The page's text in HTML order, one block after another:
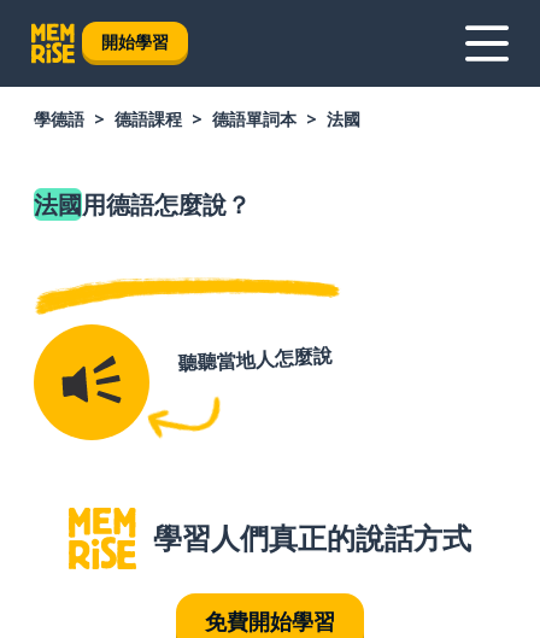
開始學習
學德語 德語課程 德語單詞本 法國
法國用德語怎麼說？
聽聽當地人怎麼說
學習人們真正的說話方式
免費開始學習